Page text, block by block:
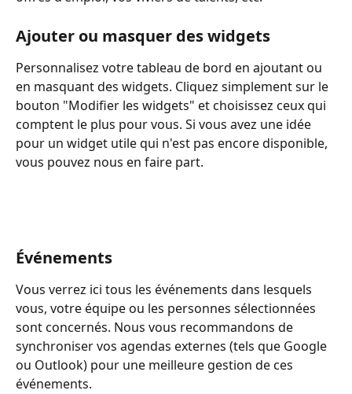
Ajouter ou masquer des widgets
Personnalisez votre tableau de bord en ajoutant ou
en masquant des widgets. Cliquez simplement sur le
bouton "Modifier les widgets" et choisissez ceux qui
comptent le plus pour vous. Si vous avez une idée
pour un widget utile qui n'est pas encore disponible,
vous pouvez nous en faire part.
Événements
Vous verrez ici tous les événements dans lesquels
vous, votre équipe ou les personnes sélectionnées
sont concernés. Nous vous recommandons de
synchroniser vos agendas externes (tels que Google
ou Outlook) pour une meilleure gestion de ces
événements.